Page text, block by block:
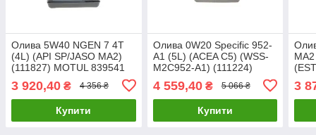
Олива 5W40 NGEN 7 4T
(4L) (API SP/JASO MA2)
(111827) MOTUL 839541
3 920,40 ₴ 4 356 ₴
Купити
Олива 0W20 Specific 952-
A1 (5L) (ACEA C5) (WSS-
M2C952-A1) (111224)
4 559,40₴ 5 066 ₴
Купити
3